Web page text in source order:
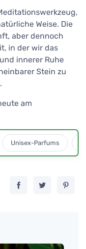
Weise. Die
aber dennoch
in der wir das
innerer Ruhe
Stein zu
am
Unisex-Parfums